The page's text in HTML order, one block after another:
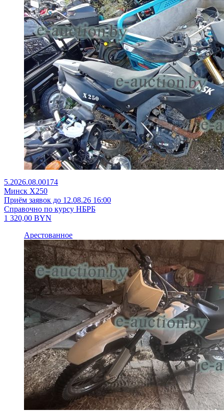
5.2026.08.00174
Минск X250
Приём заявок до 12.08.26 16:00
Справочно по курсу НБРБ
1 320,00 BYN
Арестованное